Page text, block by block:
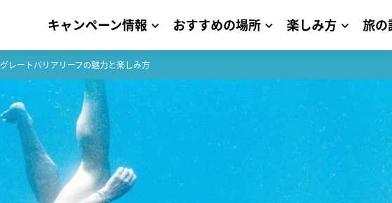
キャンペーン情報 おすすめの場所 楽しみ方 旅の
グレートバリアリーフの魅力と楽しみ方